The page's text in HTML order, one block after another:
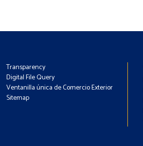
Transparency
Digital File Query
Ventanilla única de Comercio Exterior
Sitemap